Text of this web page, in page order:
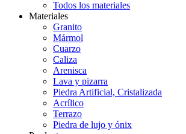
Todos los materiales
Materiales
Granito
Mármol
Cuarzo
Caliza
Arenisca
Lava y pizarra
Piedra Artificial, Cristalizada
Acrílico
Terrazo
Piedra de lujo y ónix